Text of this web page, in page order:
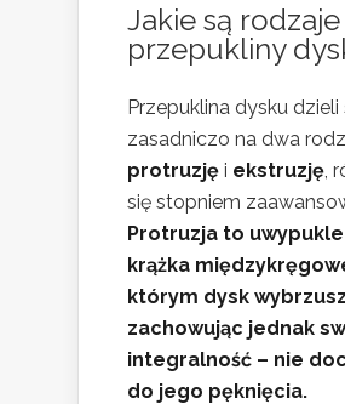
Jakie są rodzaje
przepukliny
Przepuklina dysku dzieli
zasadniczo na dwa
protruzję i ekstruzję ,
się stopniem
Protruzja to
krążka
którym dysk
zachowując jednak
integralność – nie
do jego pęknięcia.